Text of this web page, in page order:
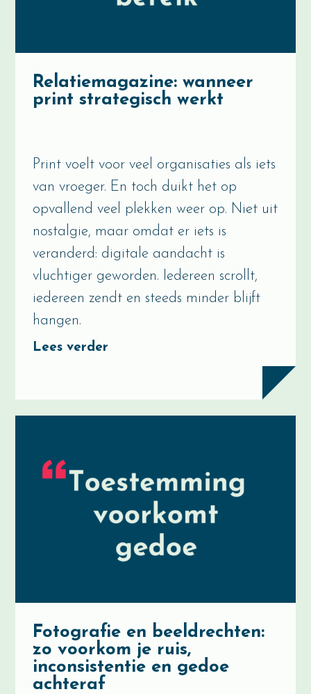
Relatiemagazine: wanneer
print strategisch werkt
Print voelt voor veel organisaties als iets
van vroeger. En toch duikt het op
opvallend veel plekken weer op. Niet uit
nostalgie, maar omdat er iets is
veranderd: digitale aandacht is
vluchtiger geworden. Iedereen scrollt,
iedereen zendt en steeds minder blijft
hangen.
Lees verder
Fotografie en beeldrechten:
zo voorkom je ruis,
inconsistentie en gedoe
achteraf